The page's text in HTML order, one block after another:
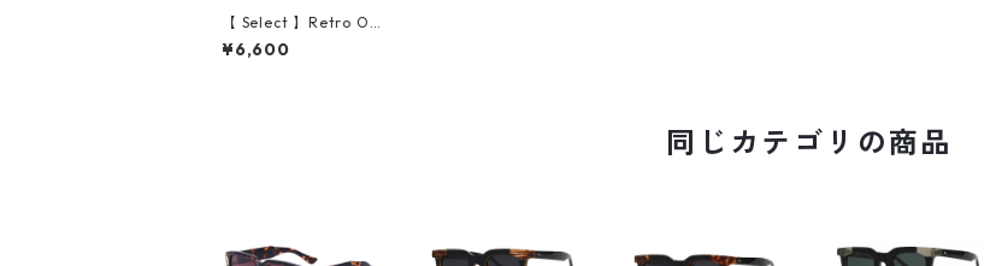
【 Select 】Retro Ov
al Flame Sunglasses
(Grayish pink/Grey）
¥6,600
同じカテゴリの商品